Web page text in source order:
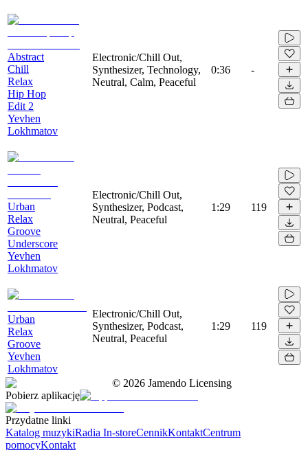
Abstract
Chill
Relax
Hip Hop
Edit 2
Yevhen
Lokhmatov
Electronic/Chill Out,
Synthesizer, Technology,
Neutral, Calm, Peaceful
0:36 -
Urban
Relax
Groove
Underscore
Yevhen
Lokhmatov
Electronic/Chill Out,
Synthesizer, Podcast,
Neutral, Peaceful
1:29 119
Urban
Relax
Groove
Yevhen
Lokhmatov
Electronic/Chill Out,
Synthesizer, Podcast,
Neutral, Peaceful
1:29 119
© 2026 Jamendo Licensing
Pobierz aplikację
Przydatne linki
Katalog muzykiRadia In-storeCennikKontaktCentrum
pomocyKontakt